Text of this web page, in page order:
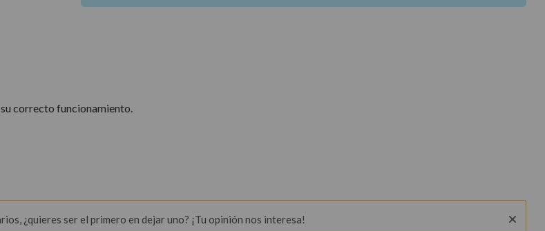
su correcto funcionamiento.
¿quieres ser el primero en dejar uno? ¡Tu opinión nos interesa!